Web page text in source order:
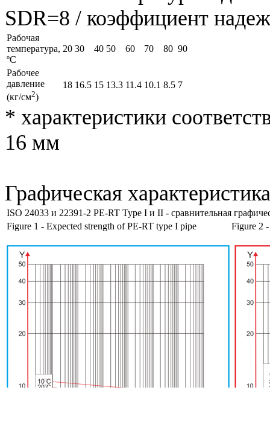
SDR=8 / коэффициент
Рабочая
температура,
ºС
20 30 40 50 60 70 80 90
Рабочее
давление
(кг/см2)
18 16.5 15 13.3 11.4 10.1 8.5 7
* характеристики
16 мм
Графическая
ISO 24033 и 22391-2 PE-RT Type I и II - сравнительная
Figure 1 - Expected strength of PE-RT type I pipe
Figure 2